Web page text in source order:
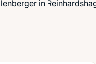
in